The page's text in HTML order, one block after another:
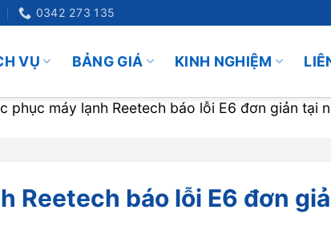
0342 273 135
VỤ BẢNG GIÁ KINH NGHIỆM
phục máy lạnh Reetech báo lỗi E6 đơn giản tại
Reetech báo lỗi E6 đơn